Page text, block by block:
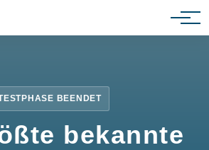
BEENDET
bekannte